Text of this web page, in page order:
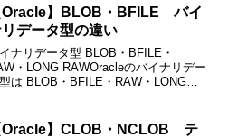
Oracle】BLOB・BFILE バイ
データ型の違い
ナリデータ型 BLOB・BFILE・
・LONG RAWOracleのバイナリデー
は BLOB・BFILE・RAW・LONG
のか解説...
Oracle】CLOB・NCLOB テ